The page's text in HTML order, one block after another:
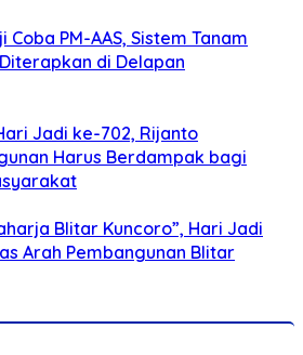
PM-AAS, Sistem Tanam
di Delapan
Jadi ke-702, Rijanto
Harus Berdampak bagi
Blitar Kuncoro”, Hari Jadi
Arah Pembangunan Blitar